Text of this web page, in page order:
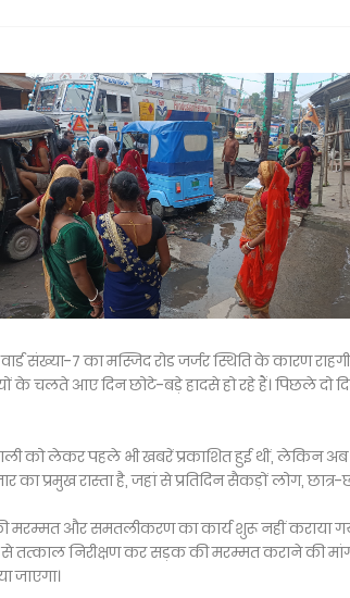
संख्या-7 का मस्जिद रोड जर्जर स्थिति के कारण
के चलते आए दिन छोटे-बड़े हादसे हो रहे हैं। पिछले
को लेकर पहले भी खबरें प्रकाशित हुई थीं, लेकिन
का प्रमुख रास्ता है, जहां से प्रतिदिन सैकड़ों लोग,
मरम्मत और समतलीकरण का कार्य शुरू नहीं कराया
तत्काल निरीक्षण कर सड़क की मरम्मत कराने की मांग
जाएगा।